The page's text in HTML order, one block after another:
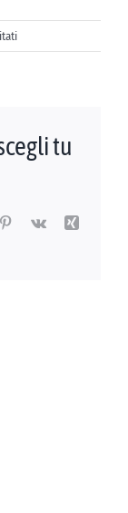
su
Antica
tu
Pinterest
Vk
Xing